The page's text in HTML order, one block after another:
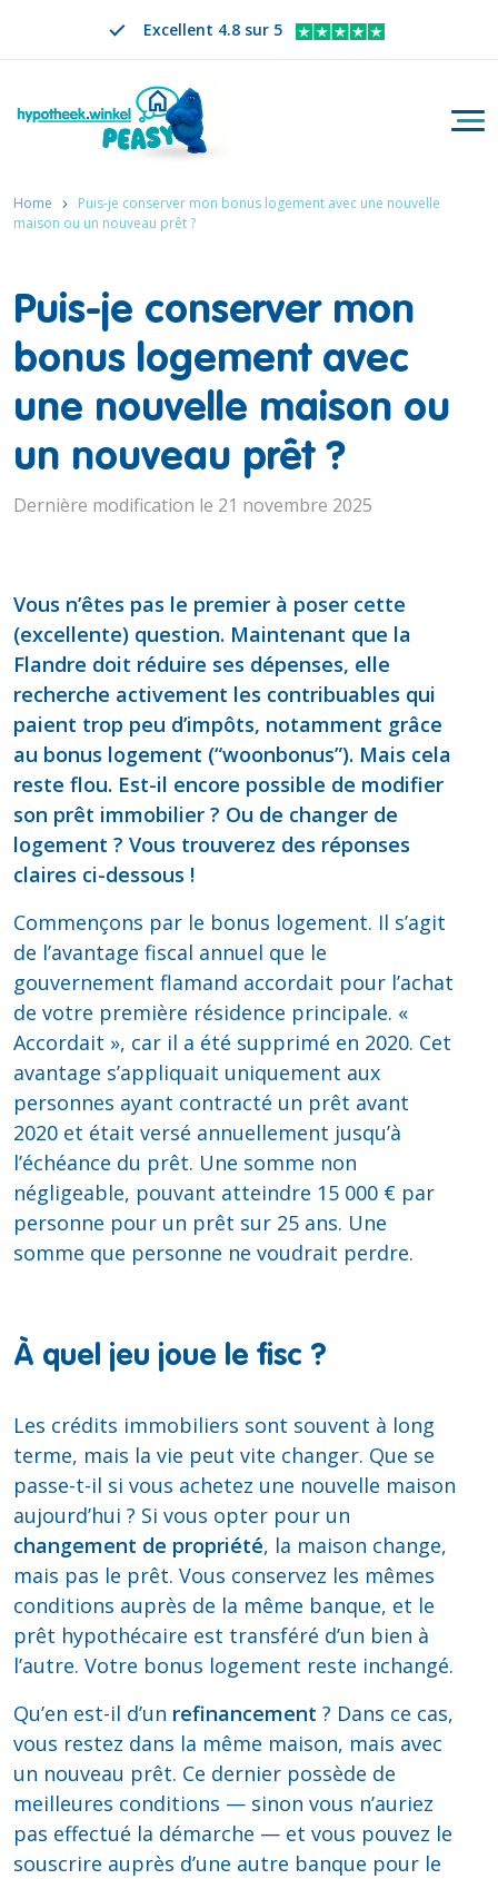
Excellent 4.8 sur 5
Rechercher
CHANGER DE LANGUE. LA LANGUE
FR
Home
Puis-je conserver mon bonus logement avec une nouvelle
maison ou un nouveau prêt ?
Puis-je conserver mon
bonus logement avec
une nouvelle maison ou
un nouveau prêt ?
Dernière modification le 21 novembre 2025
Vous n’êtes pas le premier à poser cette
(excellente) question. Maintenant que la
Flandre doit réduire ses dépenses, elle
recherche activement les contribuables qui
paient trop peu d’impôts, notamment grâce
au bonus logement (“woonbonus”). Mais cela
reste flou. Est-il encore possible de modifier
son prêt immobilier ? Ou de changer de
logement ? Vous trouverez des réponses
claires ci-dessous !
Commençons par le bonus logement. Il s’agit
de l’avantage fiscal annuel que le
gouvernement flamand accordait pour l’achat
de votre première résidence principale. «
Accordait », car il a été supprimé en 2020. Cet
avantage s’appliquait uniquement aux
personnes ayant contracté un prêt avant
2020 et était versé annuellement jusqu’à
l’échéance du prêt. Une somme non
négligeable, pouvant atteindre 15 000 € par
personne pour un prêt sur 25 ans. Une
somme que personne ne voudrait perdre.
À quel jeu joue le fisc ?
Les crédits immobiliers sont souvent à long
terme, mais la vie peut vite changer. Que se
passe-t-il si vous achetez une nouvelle maison
aujourd’hui ? Si vous opter pour un
changement de propriété, la maison change,
mais pas le prêt. Vous conservez les mêmes
conditions auprès de la même banque, et le
prêt hypothécaire est transféré d’un bien à
l’autre. Votre bonus logement reste inchangé.
Qu’en est-il d’un refinancement ? Dans ce cas,
vous restez dans la même maison, mais avec
un nouveau prêt. Ce dernier possède de
meilleures conditions — sinon vous n’auriez
pas effectué la démarche — et vous pouvez le
souscrire auprès d’une autre banque pour le